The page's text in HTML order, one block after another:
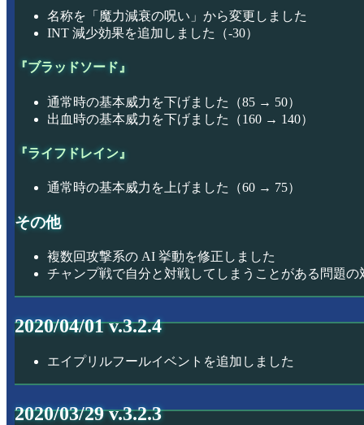
名称を「魔力減衰の呪い」から変更しました
INT 減少効果を追加しました（-30）
『ブラッドソード』
通常時の基本威力を下げました（85 → 50）
出血時の基本威力を下げました（160 → 140）
『ライフドレイン』
通常時の基本威力を上げました（60 → 75）
その他
複数回攻撃系の AI 挙動を修正しました
チャンプ戦で自分と対戦してしまうことがある問題の
2020/04/01 v.3.2.4
エイプリルフールイベントを追加しました
2020/03/29 v.3.2.3